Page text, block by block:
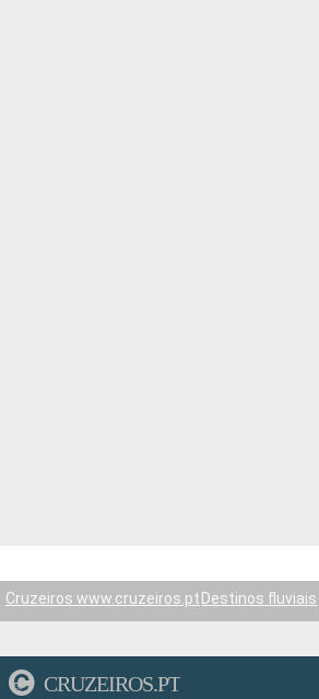
Cruzeiros www.cruzeiros.pt Destinos fluviais
CRUZEIROS.PT